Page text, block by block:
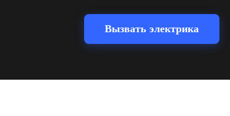
Вызвать электрика